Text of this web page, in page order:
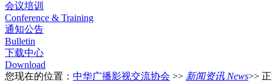
会议培训
Conference & Training
通知公告
Bulletin
下载中心
Download
您现在的位置： 中华广播影视交流协会 >> 新闻资讯 News>>